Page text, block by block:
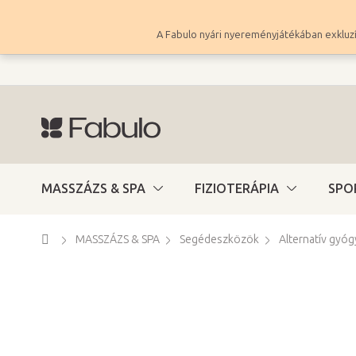
tartalomhoz
A Fabulo nyári nyereményjátékában
MASSZÁZS & SPA FIZIOTERÁPIA
Kezdőlap
MASSZÁZS & SPA Segédeszközök Alternatív